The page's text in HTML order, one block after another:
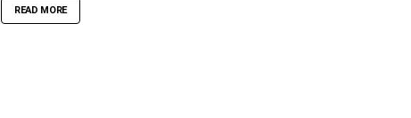
READ MORE